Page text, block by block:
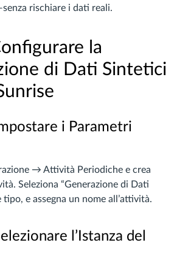
rischiare i dati reali.
la
di Dati Sintetici
i Parametri
→ Attività Periodiche e crea
Seleziona “Generazione di Dati
e assegna un nome all’attività.
l’Istanza del